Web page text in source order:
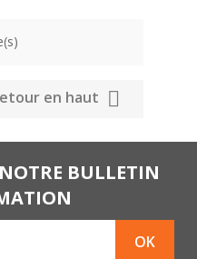
en haut 
BULLETIN